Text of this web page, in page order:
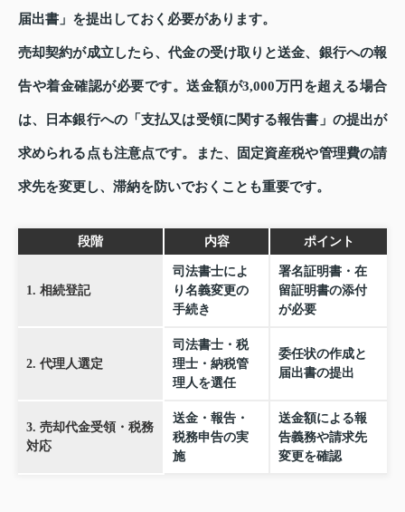
届出書」を提出しておく必要があります。
売却契約が成立したら、代金の受け取りと送金、銀行への報
告や着金確認が必要です。送金額が3,000万円を超える場合
は、日本銀行への「支払又は受領に関する報告書」の提出が
求められる点も注意点です。また、固定資産税や管理費の請
求先を変更し、滞納を防いでおくことも重要です。
段階 内容 ポイント
1. 相続登記
司法書士によ
り名義変更の
手続き
署名証明書・在
留証明書の添付
が必要
2. 代理人選定
司法書士・税
理士・納税管
理人を選任
委任状の作成と
届出書の提出
3. 売却代金受領・税務
対応
送金・報告・
税務申告の実
施
送金額による報
告義務や請求先
変更を確認